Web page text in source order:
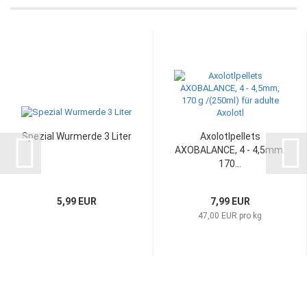
Spezial Wurmerde 3 Liter
5,99 EUR
Axolotlpellets
AXOBALANCE, 4 - 4,5mm,
170...
7,99 EUR
47,00 EUR pro kg